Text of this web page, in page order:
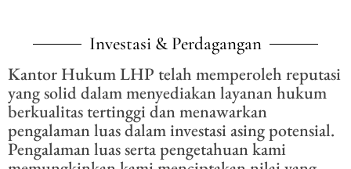
Investasi & Perdagangan
Kantor Hukum LHP telah memperoleh reputasi
yang solid dalam menyediakan layanan hukum
berkualitas tertinggi dan menawarkan
pengalaman luas dalam investasi asing potensial.
Pengalaman luas serta pengetahuan kami